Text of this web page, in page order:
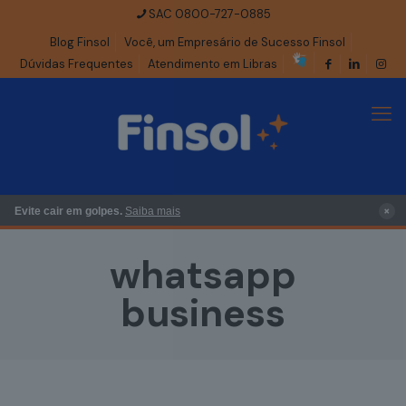
SAC 0800-727-0885
Blog Finsol
Você, um Empresário de Sucesso Finsol
Dúvidas Frequentes
Atendimento em Libras
Evite cair em golpes. Saiba mais ×
whatsapp
business